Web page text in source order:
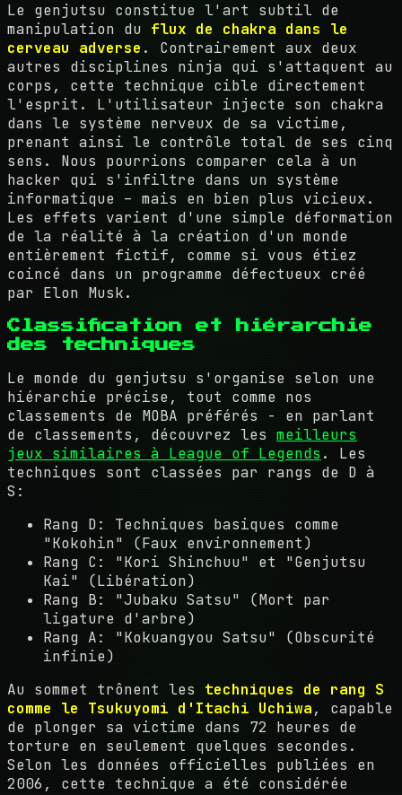
Le genjutsu constitue l'art subtil de
manipulation du flux de chakra dans le
cerveau adverse . Contrairement aux deux
autres disciplines ninja qui s'attaquent au
corps, cette technique cible directement
l'esprit. L'utilisateur injecte son chakra
dans le système nerveux de sa victime,
prenant ainsi le contrôle total de ses cinq
sens. Nous pourrions comparer cela à un
hacker qui s'infiltre dans un système
informatique – mais en bien plus vicieux.
Les effets varient d'une simple déformation
de la réalité à la création d'un monde
entièrement fictif, comme si vous étiez
coincé dans un programme défectueux créé
par Elon Musk.
Classification et hiérarchie
des techniques
Le monde du genjutsu s'organise selon une
hiérarchie précise, tout comme nos
classements de MOBA préférés - en parlant
de classements, découvrez les meilleurs
jeux similaires à League of Legends . Les
techniques sont classées par rangs de D à
S:
Rang D: Techniques basiques comme
"Kokohin" (Faux environnement)
Rang C: "Kori Shinchuu" et "Genjutsu
Kai" (Libération)
Rang B: "Jubaku Satsu" (Mort par
ligature d'arbre)
Rang A: "Kokuangyou Satsu" (Obscurité
infinie)
Au sommet trônent les techniques de rang S
comme le Tsukuyomi d'Itachi Uchiwa, capable
de plonger sa victime dans 72 heures de
torture en seulement quelques secondes.
Selon les données officielles publiées en
2006, cette technique a été considérée